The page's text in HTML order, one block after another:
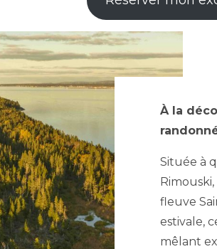
À la
Située à
fleuve
estivale,
mêlant